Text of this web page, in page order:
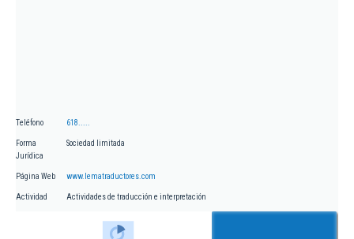
Teléfono 618.....
Forma
Jurídica
Sociedad limitada
Página Web www.lematraductores.com
Actividad Actividades de traducción e interpretación